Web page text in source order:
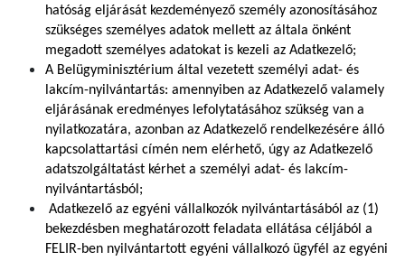
hatóság eljárását kezdeményező személy azonosításához
szükséges személyes adatok mellett az általa önként
megadott személyes adatokat is kezeli az Adatkezelő;
A Belügyminisztérium által vezetett személyi adat- és
lakcím-nyilvántartás: amennyiben az Adatkezelő valamely
eljárásának eredményes lefolytatásához szükség van a
nyilatkozatára, azonban az Adatkezelő rendelkezésére álló
kapcsolattartási címén nem elérhető, úgy az Adatkezelő
adatszolgáltatást kérhet a személyi adat- és lakcím-
nyilvántartásból;
Adatkezelő az egyéni vállalkozók nyilvántartásából az (1)
bekezdésben meghatározott feladata ellátása céljából a
FELIR-ben nyilvántartott egyéni vállalkozó ügyfél az egyéni